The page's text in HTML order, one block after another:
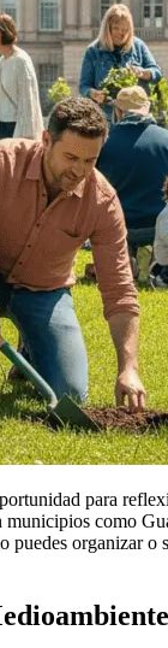
para
como
organizar o